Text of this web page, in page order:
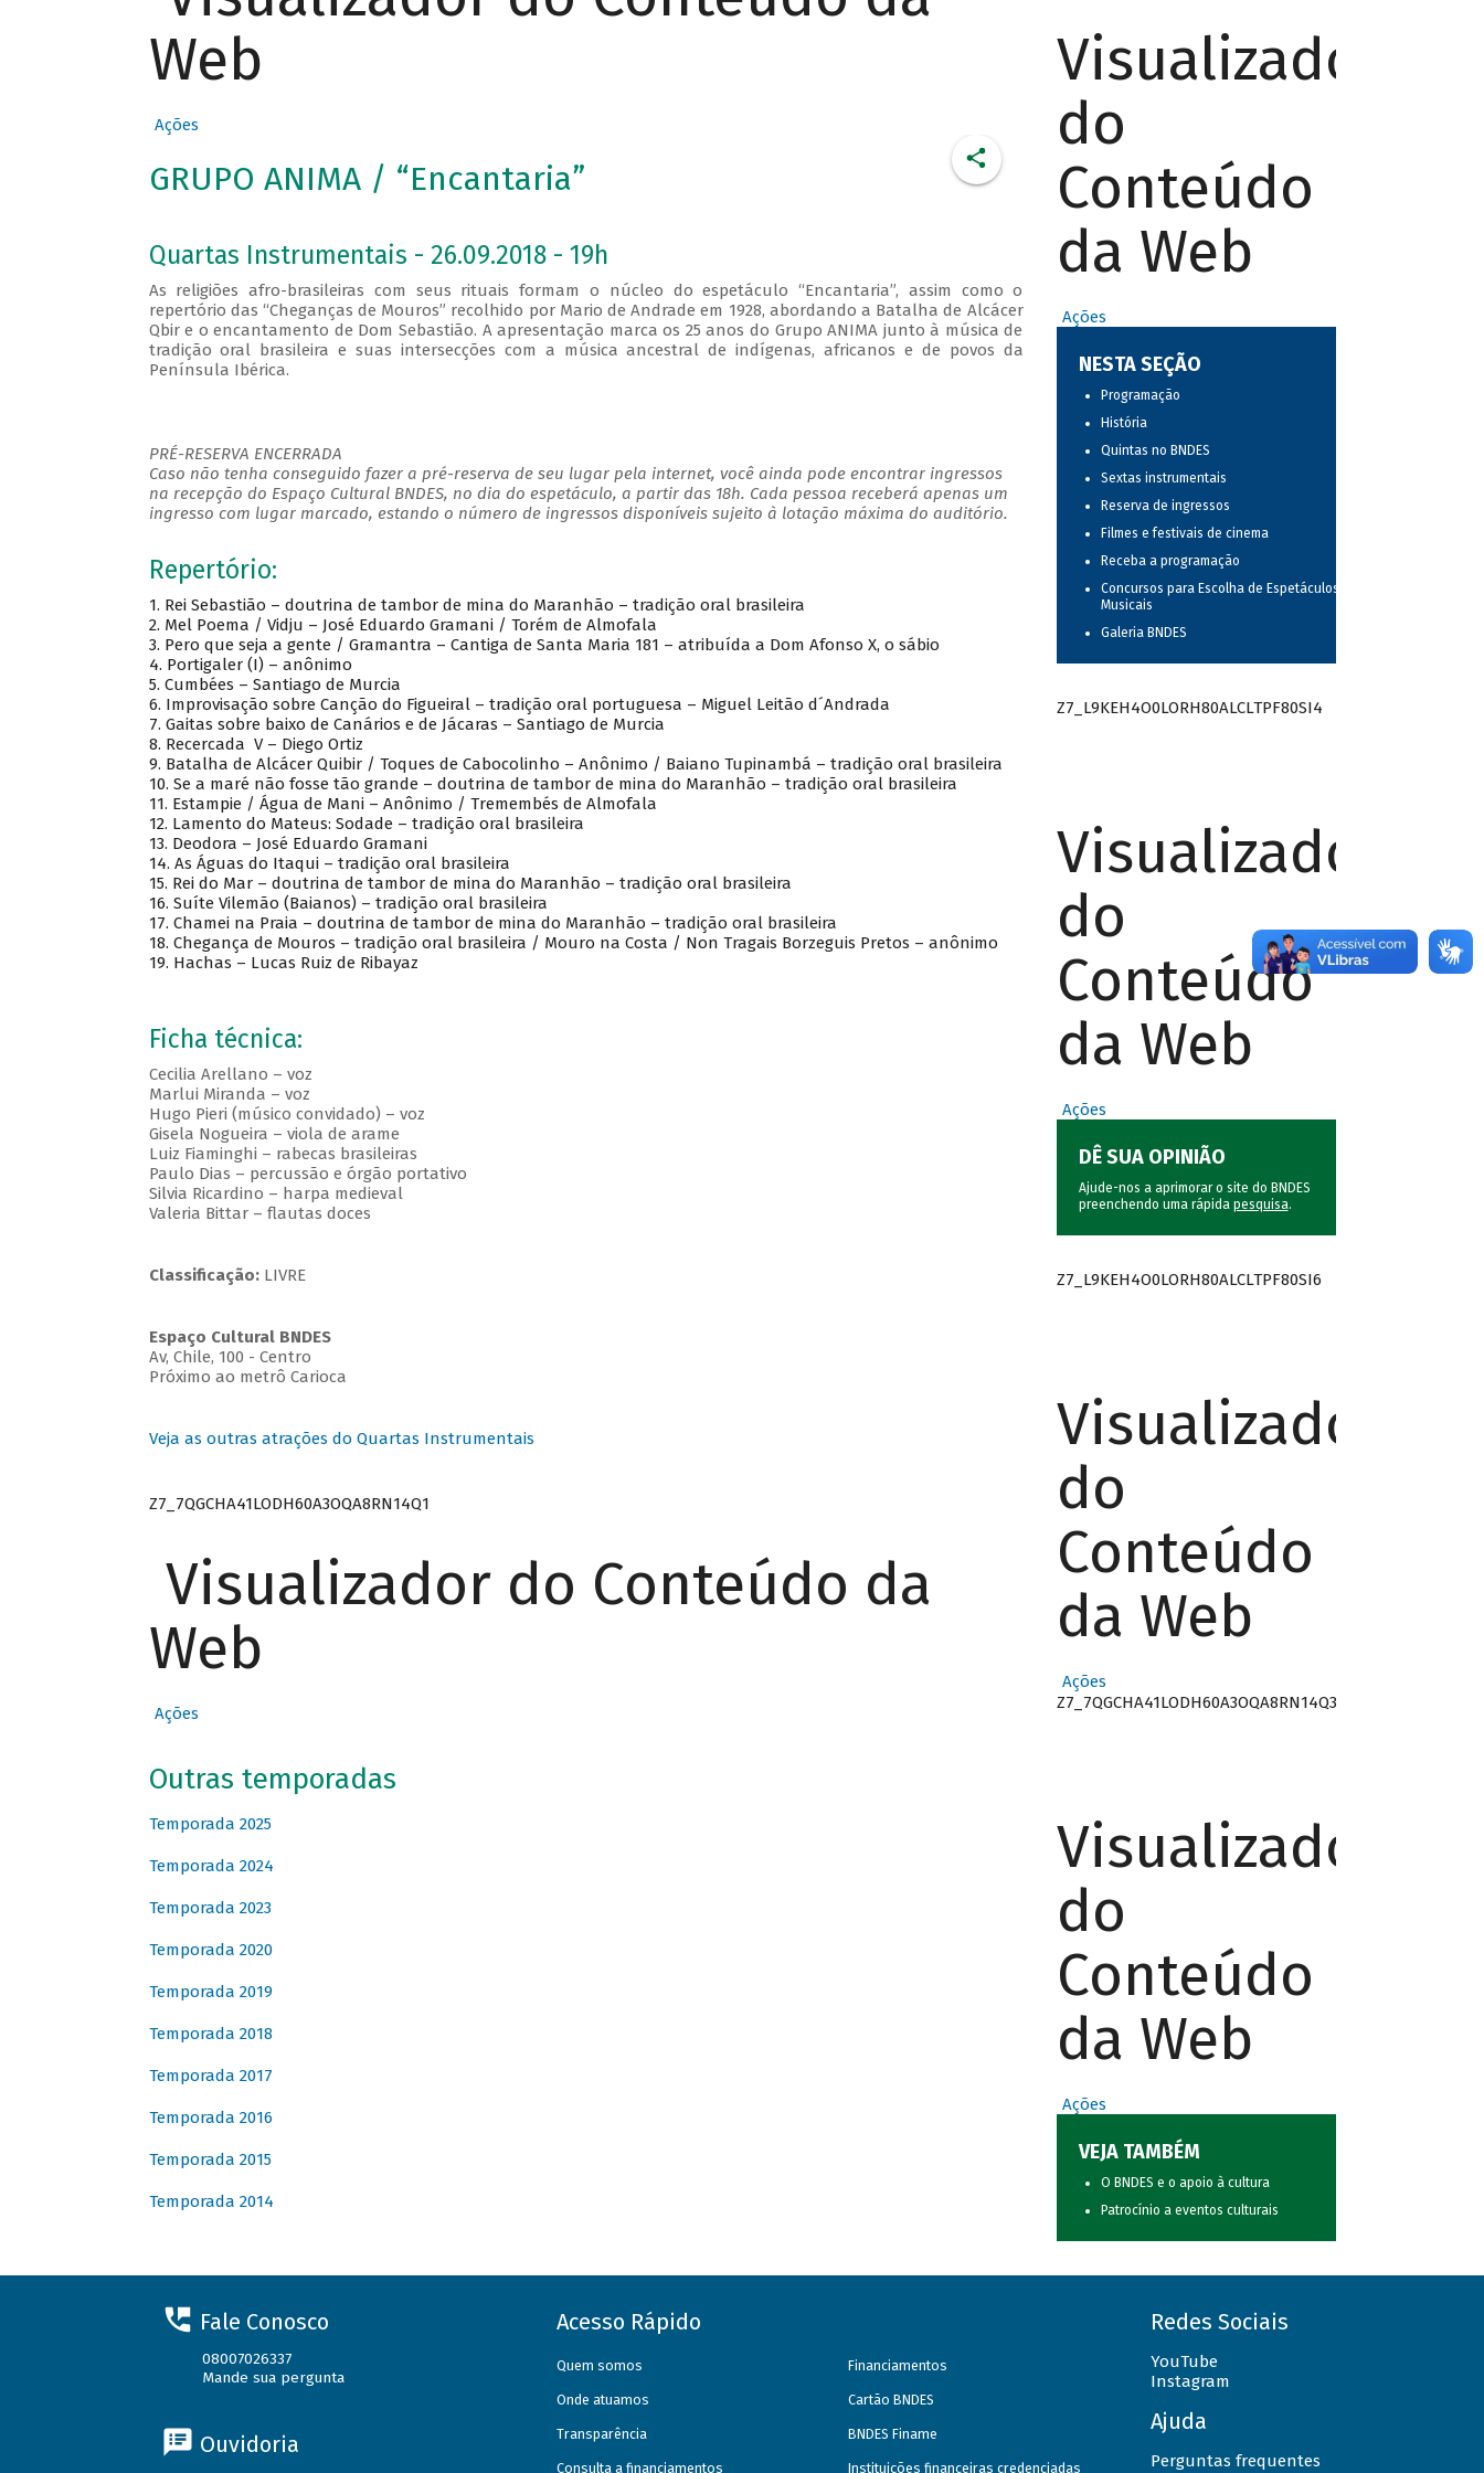
Web
Ações
GRUPO ANIMA / “Encantaria”
Quartas Instrumentais - 26.09.2018 - 19h
As religiões afro-brasileiras com seus rituais formam o núcleo do espetáculo “Encantaria”, assim como o
repertório das “Cheganças de Mouros” recolhido por Mario de Andrade em 1928, abordando a Batalha de Alcácer
Qbir e o encantamento de Dom Sebastião. A apresentação marca os 25 anos do Grupo ANIMA junto à música de
tradição oral brasileira e suas intersecções com a música ancestral de indígenas, africanos e de povos da
Península Ibérica.
PRÉ-RESERVA ENCERRADA
Caso não tenha conseguido fazer a pré-reserva de seu lugar pela internet, você ainda pode encontrar ingressos
na recepção do Espaço Cultural BNDES, no dia do espetáculo, a partir das 18h. Cada pessoa receberá apenas um
ingresso com lugar marcado, estando o número de ingressos disponíveis sujeito à lotação máxima do auditório.
Repertório:
1. Rei Sebastião – doutrina de tambor de mina do Maranhão – tradição oral brasileira
2. Mel Poema / Vidju – José Eduardo Gramani / Torém de Almofala
3. Pero que seja a gente / Gramantra – Cantiga de Santa Maria 181 – atribuída a Dom Afonso X, o sábio
4. Portigaler (I) – anônimo
5. Cumbées – Santiago de Murcia
6. Improvisação sobre Canção do Figueiral – tradição oral portuguesa – Miguel Leitão d´Andrada
7. Gaitas sobre baixo de Canários e de Jácaras – Santiago de Murcia
8. Recercada V – Diego Ortiz
9. Batalha de Alcácer Quibir / Toques de Cabocolinho – Anônimo / Baiano Tupinambá – tradição oral brasileira
10. Se a maré não fosse tão grande – doutrina de tambor de mina do Maranhão – tradição oral brasileira
11. Estampie / Água de Mani – Anônimo / Tremembés de Almofala
12. Lamento do Mateus: Sodade – tradição oral brasileira
13. Deodora – José Eduardo Gramani
14. As Águas do Itaqui – tradição oral brasileira
15. Rei do Mar – doutrina de tambor de mina do Maranhão – tradição oral brasileira
16. Suíte Vilemão (Baianos) – tradição oral brasileira
17. Chamei na Praia – doutrina de tambor de mina do Maranhão – tradição oral brasileira
18. Chegança de Mouros – tradição oral brasileira / Mouro na Costa / Non Tragais Borzeguis Pretos – anônimo
19. Hachas – Lucas Ruiz de Ribayaz
Ficha técnica:
Cecilia Arellano – voz
Marlui Miranda – voz
Hugo Pieri (músico convidado) – voz
Gisela Nogueira – viola de arame
Luiz Fiaminghi – rabecas brasileiras
Paulo Dias – percussão e órgão portativo
Silvia Ricardino – harpa medieval
Valeria Bittar – flautas doces
Classificação:LIVRE
Espaço Cultural BNDES
Av, Chile, 100 - Centro
Próximo ao metrô Carioca
Veja as outras atrações do Quartas Instrumentais
Z7_7QGCHA41LODH60A3OQA8RN14Q1
Visualizador do Conteúdo da
Web
Ações
Outras temporadas
Temporada 2025
Temporada 2024
Temporada 2023
Temporada 2020
Temporada 2019
Temporada 2018
Temporada 2017
Temporada 2016
Temporada 2015
Temporada 2014
Visualizador
do
Conteúdo
da Web
Ações
NESTA SEÇÃO
Programação
História
Quintas no BNDES
Sextas instrumentais
Reserva de ingressos
Filmes e festivais de cinema
Receba a programação
Concursos para Escolha de Espetáculos
Musicais
Galeria BNDES
Z7_L9KEH4O0LORH80ALCLTPF80SI4
Visualizador
do
Conteúdo
da Web
Ações
DÊ SUA OPINIÃO
Ajude-nos a aprimorar o site do BNDES
preenchendo uma rápida pesquisa.
Z7_L9KEH4O0LORH80ALCLTPF80SI6
Visualizador
do
Conteúdo
da Web
Ações
Z7_7QGCHA41LODH60A3OQA8RN14Q3
Visualizador
do
Conteúdo
da Web
Ações
VEJA TAMBÉM
O BNDES e o apoio à cultura
Patrocínio a eventos culturais
Fale Conosco
08007026337
Mande sua pergunta
Ouvidoria
Acesso Rápido
Quem somos
Onde atuamos
Transparência
Consulta a financiamentos
Financiamentos
Cartão BNDES
BNDES Finame
Instituições financeiras credenciadas
Redes Sociais
YouTube
Instagram
Ajuda
Perguntas frequentes